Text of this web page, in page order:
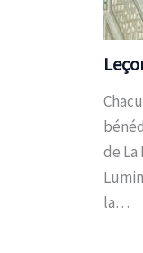
de La
la…